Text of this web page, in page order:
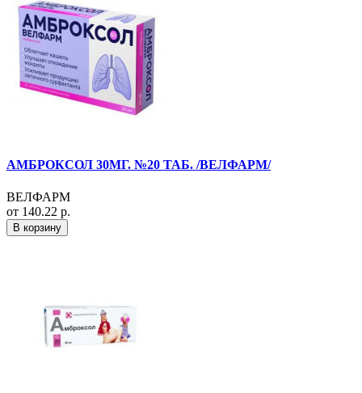
АМБРОКСОЛ 30МГ. №20 ТАБ. /ВЕЛФАРМ/
ВЕЛФАРМ
от 140.22 р.
В корзину